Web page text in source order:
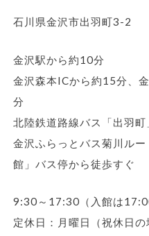
石川県金沢市出羽町3-2
金沢駅から約10分
金沢森本ICから約15分、
分
北陸鉄道路線バス「出羽
金沢ふらっとバス菊川ル
館」バス停から徒歩すぐ
9:30～17:30（入館は
定休日：月曜日（祝休日の